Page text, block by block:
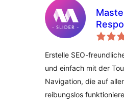
Slider
Erstelle SEO-
und einfach mit der
Navigation, die auf
reibungslos